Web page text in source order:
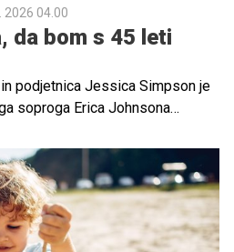
2026 04.00
da bom s 45 leti
podjetnica Jessica Simpson je
soproga Erica Johnsona